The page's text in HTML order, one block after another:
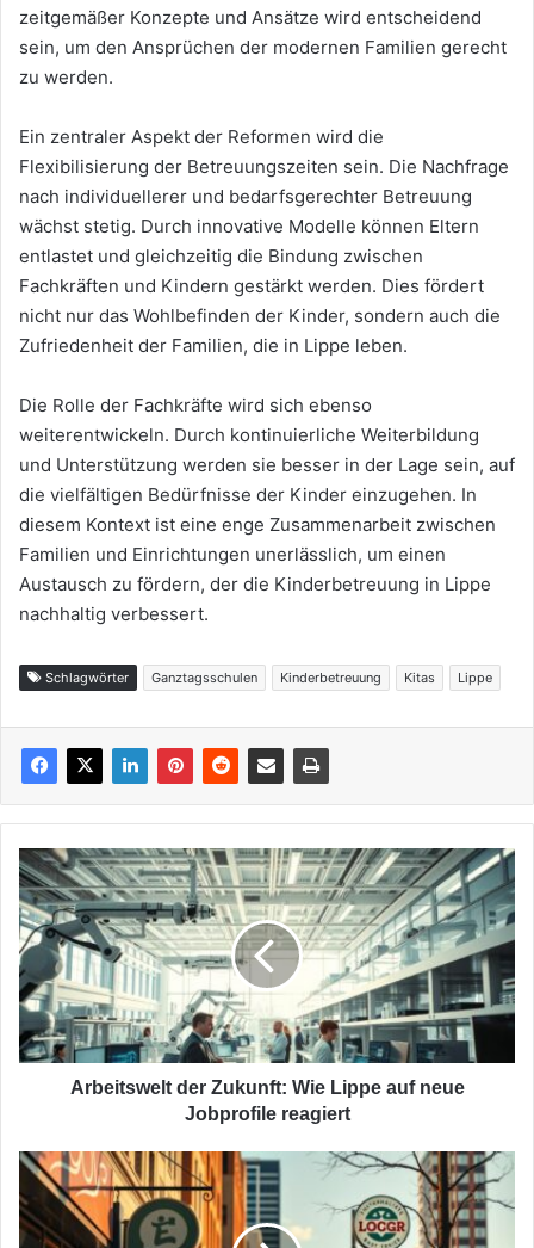
zeitgemäßer Konzepte und Ansätze wird entscheidend
sein, um den Ansprüchen der modernen Familien gerecht
zu werden.
Ein zentraler Aspekt der Reformen wird die
Flexibilisierung der Betreuungszeiten sein. Die Nachfrage
nach individuellerer und bedarfsgerechter Betreuung
wächst stetig. Durch innovative Modelle können Eltern
entlastet und gleichzeitig die Bindung zwischen
Fachkräften und Kindern gestärkt werden. Dies fördert
nicht nur das Wohlbefinden der Kinder, sondern auch die
Zufriedenheit der Familien, die in Lippe leben.
Die Rolle der Fachkräfte wird sich ebenso
weiterentwickeln. Durch kontinuierliche Weiterbildung
und Unterstützung werden sie besser in der Lage sein, auf
die vielfältigen Bedürfnisse der Kinder einzugehen. In
diesem Kontext ist eine enge Zusammenarbeit zwischen
Familien und Einrichtungen unerlässlich, um einen
Austausch zu fördern, der die Kinderbetreuung in Lippe
nachhaltig verbessert.
Schlagwörter Ganztagsschulen Kinderbetreuung Kitas Lippe
Arbeitswelt
der
Zukunft:
Wie
Lippe
auf
neue
Jobprofile
reagiert
Arbeitswelt der Zukunft: Wie Lippe auf neue
Jobprofile reagiert
Was
bringt
Local
SEO